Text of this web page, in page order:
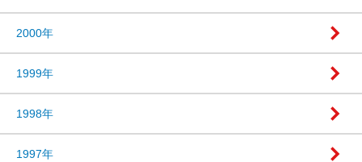
2000年
1999年
1998年
1997年